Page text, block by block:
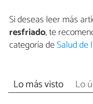
Si deseas leer más
resfriado, te
categoría deSalud de
Lo más visto Lo